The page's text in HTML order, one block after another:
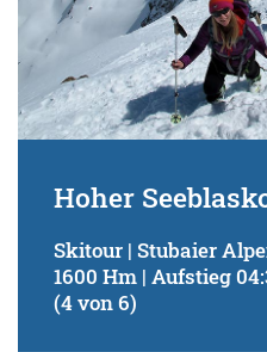
Hoher
Skitour | Stubaier
1600 Hm | Aufstieg
(4 von 6)